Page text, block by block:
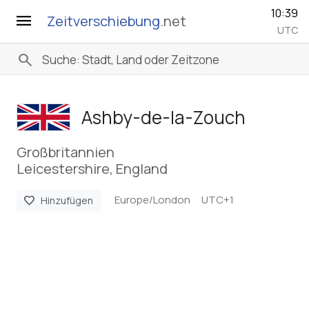
menu Zeitverschiebung.net 10:39
UTC
search
Ashby-de-la-Zouch
Großbritannien
Leicestershire, England
favorite Hinzufügen Europe/London UTC+1